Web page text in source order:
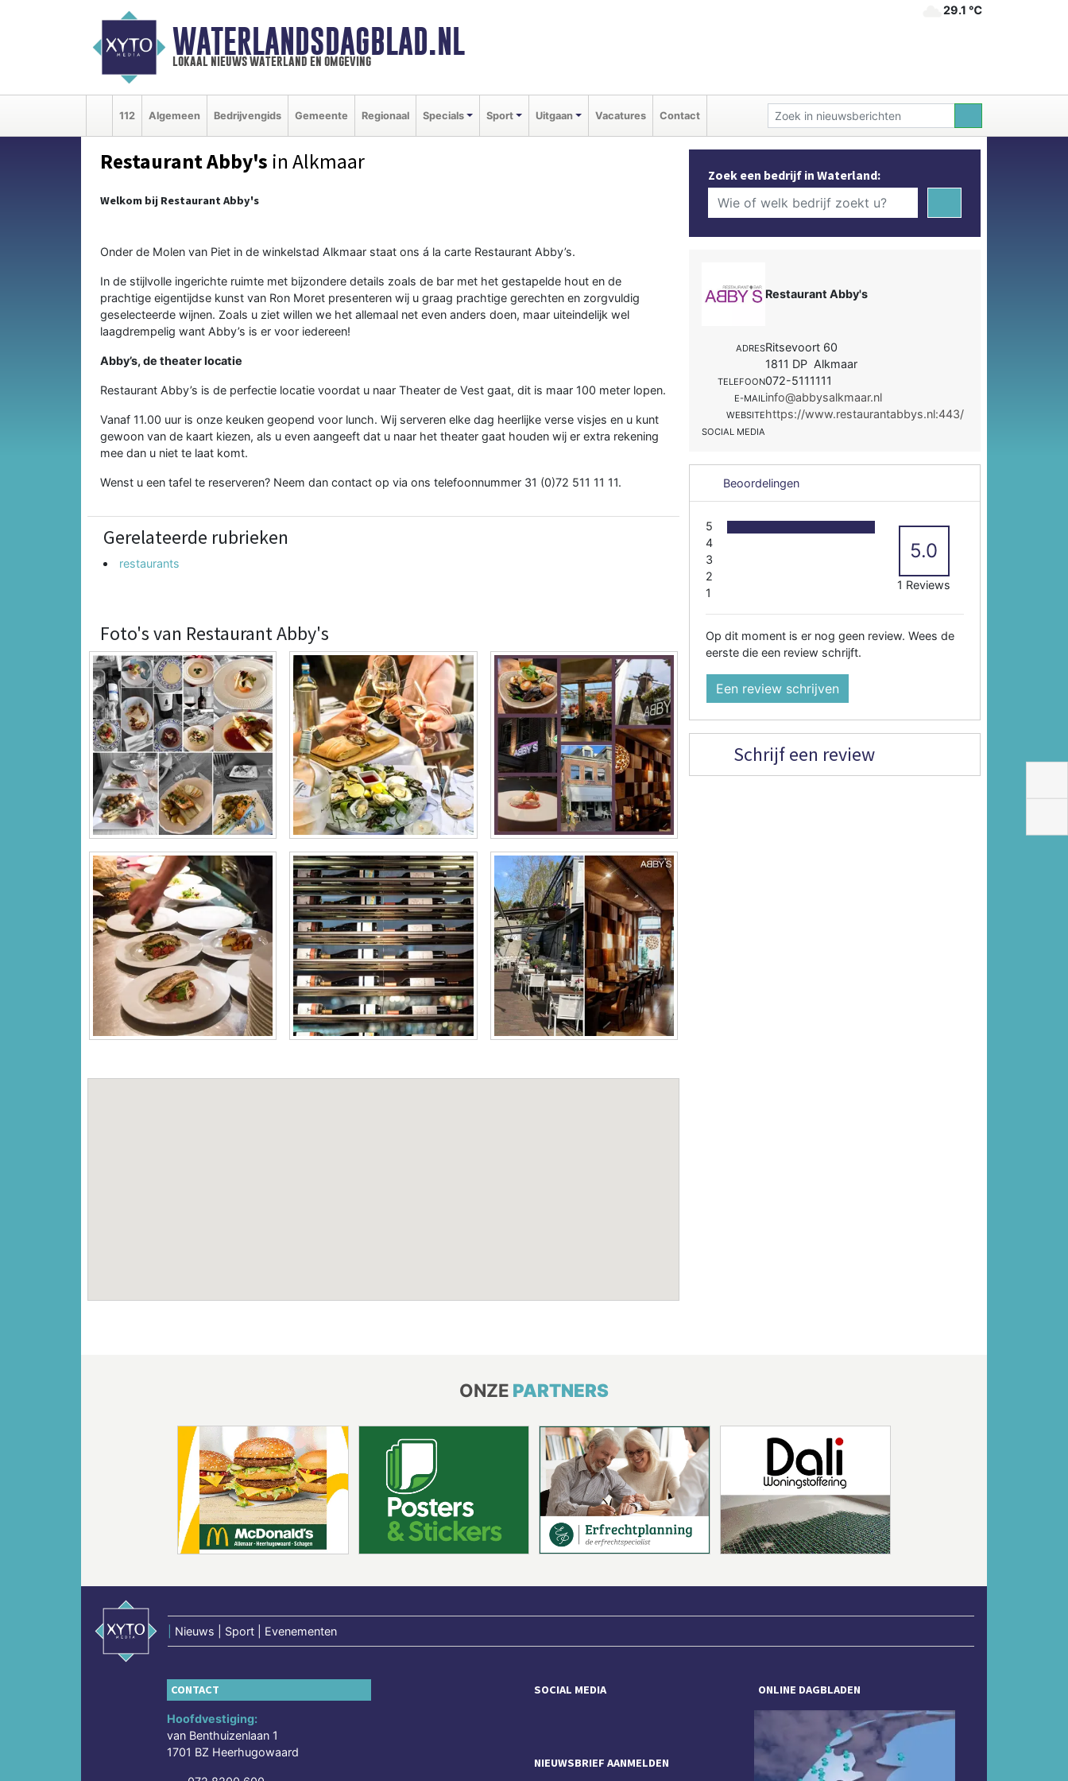
WATERLANDSDAGBLAD.NL
lokaal nieuws waterland en omgeving
29.1 ℃
112 Algemeen Bedrijvengids Gemeente Regionaal Specials Sport Uitgaan Vacatures Contact
Restaurant Abby's in Alkmaar
Welkom bij Restaurant Abby's
Onder de Molen van Piet in de winkelstad Alkmaar staat ons á la carte Restaurant Abby’s.
In de stijlvolle ingerichte ruimte met bijzondere details zoals de bar met het gestapelde hout en de
prachtige eigentijdse kunst van Ron Moret presenteren wij u graag prachtige gerechten en zorgvuldig
geselecteerde wijnen. Zoals u ziet willen we het allemaal net even anders doen, maar uiteindelijk wel
laagdrempelig want Abby’s is er voor iedereen!
Abby’s, de theater locatie
Restaurant Abby’s is de perfectie locatie voordat u naar Theater de Vest gaat, dit is maar 100 meter lopen.
Vanaf 11.00 uur is onze keuken geopend voor lunch. Wij serveren elke dag heerlijke verse visjes en u kunt
gewoon van de kaart kiezen, als u even aangeeft dat u naar het theater gaat houden wij er extra rekening
mee dan u niet te laat komt.
Wenst u een tafel te reserveren? Neem dan contact op via ons telefoonnummer 31 (0)72 511 11 11.
Gerelateerde rubrieken
restaurants
Foto's van Restaurant Abby's
Zoek een bedrijf in Waterland:
Restaurant Abby's
ADRESRitsevoort 60
1811 DP Alkmaar
TELEFOON072-5111111
E-MAILinfo@abbysalkmaar.nl
WEBSITEhttps://www.restaurantabbys.nl:443/
SOCIAL MEDIA
Beoordelingen
5
4
3
2
1
5.0
1 Reviews
Op dit moment is er nog geen review. Wees de
eerste die een review schrijft.
Een review schrijven
Schrijf een review
ONZE PARTNERS
Nieuws | Sport | Evenementen
CONTACT
Hoofdvestiging:
van Benthuizenlaan 1
1701 BZ Heerhugowaard
SOCIAL MEDIA
NIEUWSBRIEF AANMELDEN
ONLINE DAGBLADEN